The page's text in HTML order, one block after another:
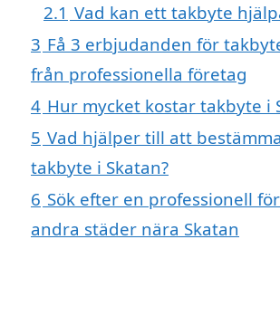
2.1 Vad kan ett takbyte
3 Få 3 erbjudanden för
från professionella företag
4 Hur mycket kostar takbyte i
5 Vad hjälper till att
takbyte i Skatan?
6 Sök efter en professionell
andra städer nära Skatan